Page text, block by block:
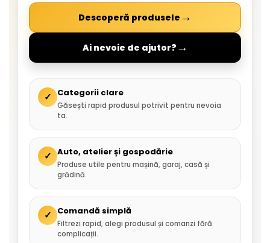
Descoperă produsele →
Ai nevoie de ajutor? →
✓ Categorii clare
Găsești rapid produsul potrivit pentru nevoia
ta.
✓ Auto, atelier și gospodărie
Produse utile pentru mașină, garaj, casă și
grădină.
✓ Comandă simplă
Filtrezi rapid, alegi produsul și comanzi fără
complicații.